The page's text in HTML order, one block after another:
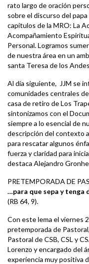
rato largo de oración
sobre el discurso del
capítulos de la MRO: La
Acompañamiento
Personal. Logramos
de nuestra área en un
santa Teresa de los
Al día siguiente, JJM se
comunidades centrales
casa de retiro de Los
sintonizamos con el
siempre a lo esencial de
descripción del contexto
para rescatar algunos
fuerza y claridad para
destaca Alejandro
PRETEMPORADA DE
…para que sepa y tenga
(RB 64, 9).
Con este lema el viernes
pretemporada de
Pastoral de CSB, CSL y
Lorenzo y encargado del
experiencia muy positiva